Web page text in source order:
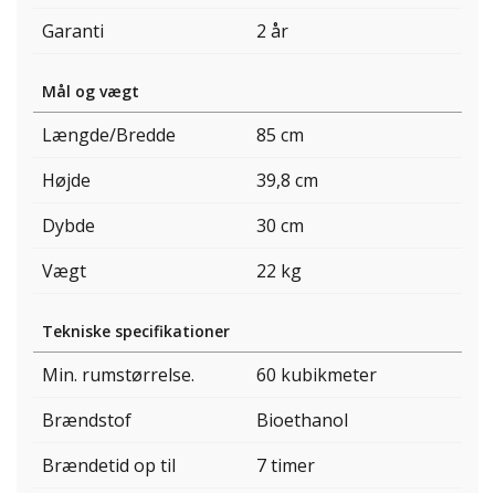
Garanti
2 år
Mål og vægt
Længde/Bredde
85 cm
Højde
39,8 cm
Dybde
30 cm
Vægt
22 kg
Tekniske specifikationer
Min. rumstørrelse.
60 kubikmeter
Brændstof
Bioethanol
Brændetid op til
7 timer